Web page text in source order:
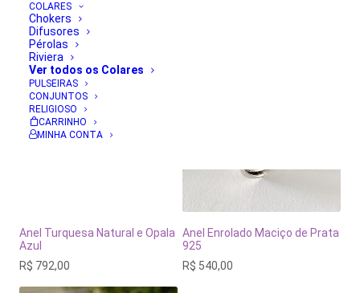
COLARES
Chokers
Difusores
Pérolas
Riviera
Ver todos os Colares
PULSEIRAS
CONJUNTOS
RELIGIOSO
CARRINHO
MINHA CONTA
Anel Turquesa Natural e Opala
Azul
R$ 792,00
Anel Enrolado Maciço de Prata
925
R$ 540,00